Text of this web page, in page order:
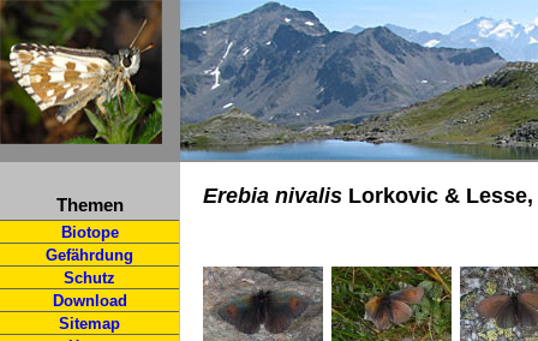
Themen
Biotope
Gefährdung
Schutz
Download
Sitemap
Erebia nivalis Lorkovic & Lesse,